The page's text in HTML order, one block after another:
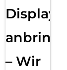
– Wir